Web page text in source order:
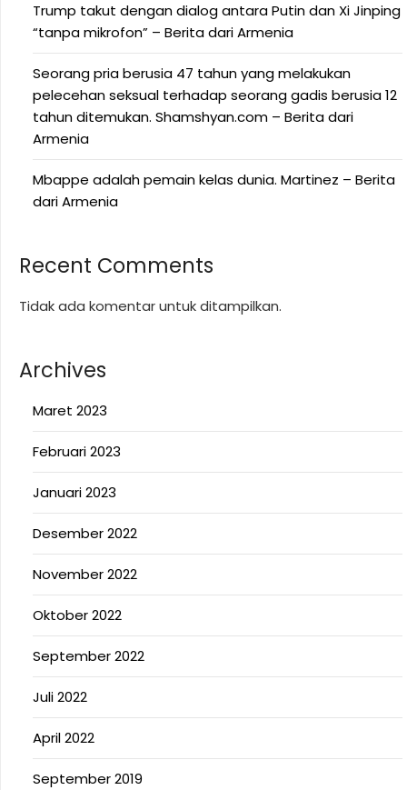
Trump takut dengan dialog antara Putin dan Xi Jinping
“tanpa mikrofon” – Berita dari Armenia
Seorang pria berusia 47 tahun yang melakukan
pelecehan seksual terhadap seorang gadis berusia 12
tahun ditemukan. Shamshyan.com – Berita dari
Armenia
Mbappe adalah pemain kelas dunia. Martinez – Berita
dari Armenia
Recent Comments
Tidak ada komentar untuk ditampilkan.
Archives
Maret 2023
Februari 2023
Januari 2023
Desember 2022
November 2022
Oktober 2022
September 2022
Juli 2022
April 2022
September 2019